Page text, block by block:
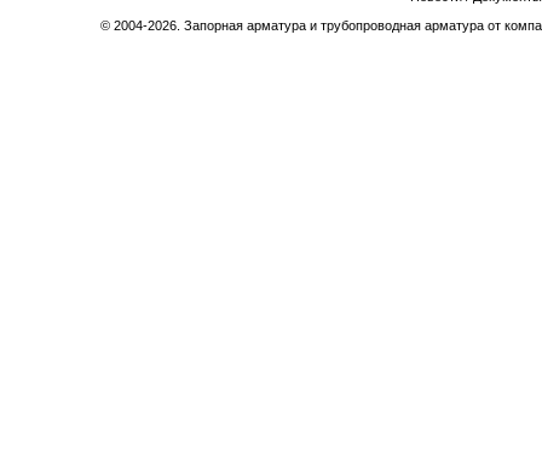
© 2004-2026. Запорная арматура и трубопроводная арматура от